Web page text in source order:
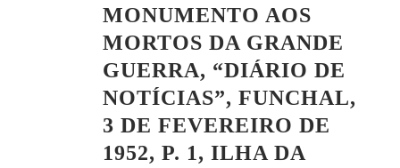
MONUMENTO AOS
MORTOS DA GRANDE
GUERRA, “DIÁRIO DE
NOTÍCIAS”, FUNCHAL,
3 DE FEVEREIRO DE
1952, P. 1, ILHA DA